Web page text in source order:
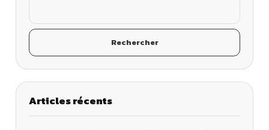
Rechercher
Articles récents